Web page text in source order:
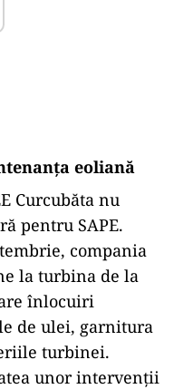
eoliană
Curcubăta nu
pentru SAPE.
compania
la turbina de la
înlocuiri
de ulei, garnitura
turbinei.
unor intervenții